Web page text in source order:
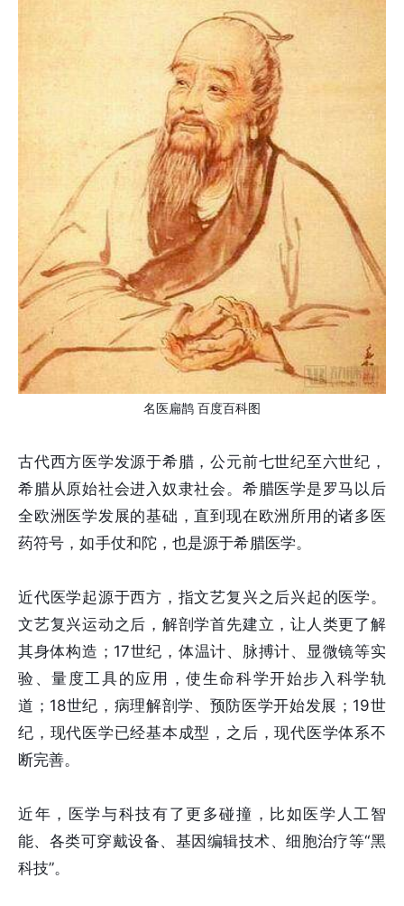
名医扁鹊 百度百科图
古代西方医学发源于希腊，公元前七世纪至六世纪，
希腊从原始社会进入奴隶社会。希腊医学是罗马以后
全欧洲医学发展的基础，直到现在欧洲所用的诸多医
药符号，如手仗和陀，也是源于希腊医学。
近代医学起源于西方，指文艺复兴之后兴起的医学。
文艺复兴运动之后，解剖学首先建立，让人类更了解
其身体构造；17世纪，体温计、脉搏计、显微镜等实
验、量度工具的应用，使生命科学开始步入科学轨
道；18世纪，病理解剖学、预防医学开始发展；19世
纪，现代医学已经基本成型，之后，现代医学体系不
断完善。
近年，医学与科技有了更多碰撞，比如医学人工智
能、各类可穿戴设备、基因编辑技术、细胞治疗等“黑
科技”。